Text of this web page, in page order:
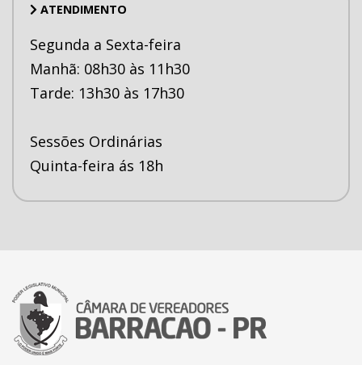
ATENDIMENTO
Segunda a Sexta-feira
Manhã: 08h30 às 11h30
Tarde: 13h30 às 17h30
Sessões Ordinárias
Quinta-feira ás 18h